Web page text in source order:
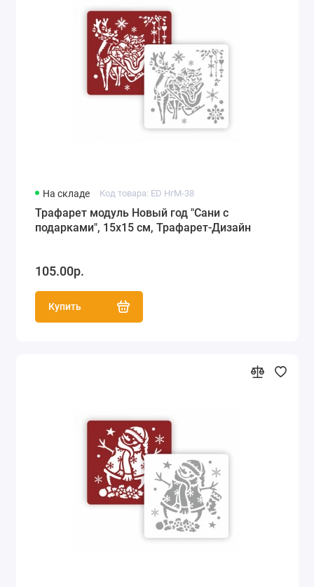
На складе Код товара: ED НгМ-38
Трафарет модуль Новый год "Сани с
подарками", 15х15 см, Трафарет-Дизайн
105.00р.
Купить